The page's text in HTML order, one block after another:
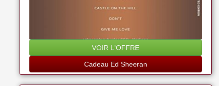
VOIR L'OFFRE
Cadeau Ed Sheeran